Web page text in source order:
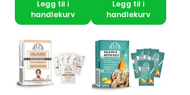
Legg til i
handlekurv
Legg til i
handlekurv